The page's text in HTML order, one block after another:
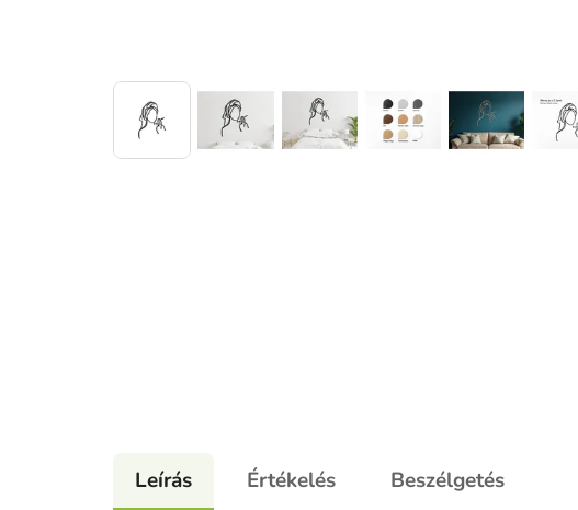
Leírás Értékelés Beszélgetés